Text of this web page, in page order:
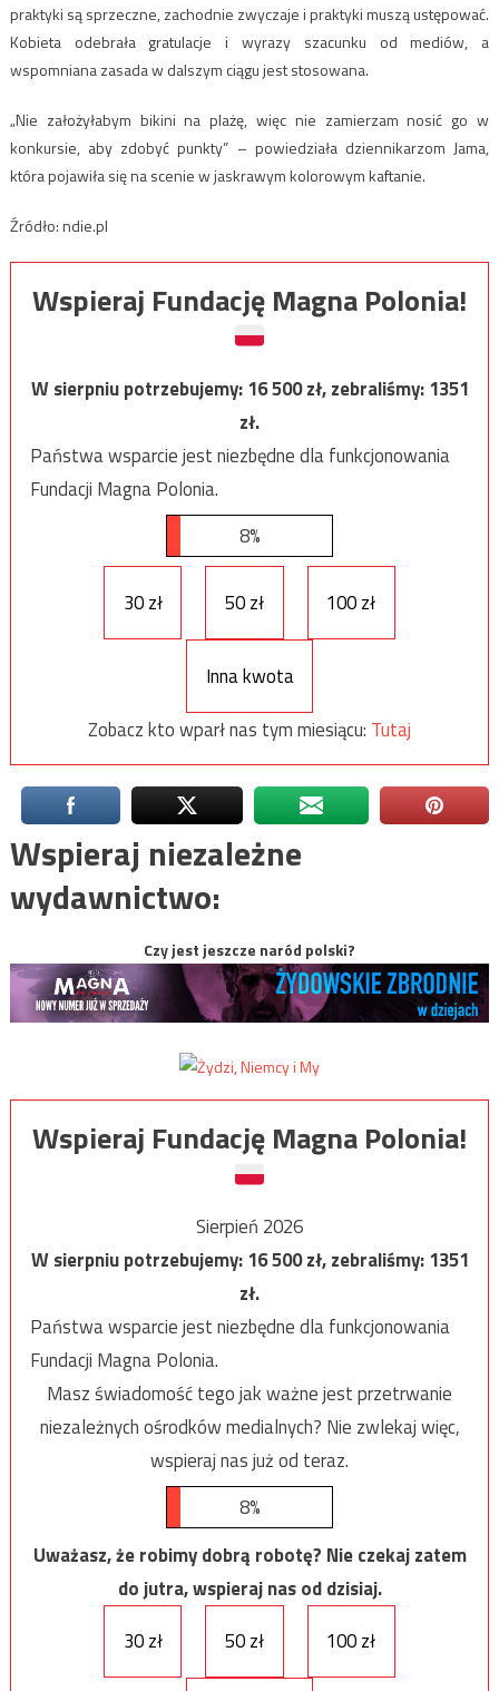
praktyki są sprzeczne, zachodnie zwyczaje i praktyki muszą ustępować.
Kobieta odebrała gratulacje i wyrazy szacunku od mediów, a
wspomniana zasada w dalszym ciągu jest stosowana.
„Nie założyłabym bikini na plażę, więc nie zamierzam nosić go w
konkursie, aby zdobyć punkty” – powiedziała dziennikarzom Jama,
która pojawiła się na scenie w jaskrawym kolorowym kaftanie.
Źródło: ndie.pl
Wspieraj Fundację Magna Polonia!
W sierpniu potrzebujemy:16 500zł, zebraliśmy:1351
zł.
Państwa wsparcie jest niezbędne dla funkcjonowania
Fundacji Magna Polonia.
8%
30 zł 50 zł 100 zł
Inna kwota
Zobacz kto wparł nas tym miesiącu: Tutaj
Wspieraj niezależne
wydawnictwo:
Czy jest jeszcze naród polski?
Wspieraj Fundację Magna Polonia!
Sierpień 2026
W sierpniu potrzebujemy:16 500zł, zebraliśmy:1351
zł.
Państwa wsparcie jest niezbędne dla funkcjonowania
Fundacji Magna Polonia.
Masz świadomość tego jak ważne jest przetrwanie
niezależnych ośrodków medialnych? Nie zwlekaj więc,
wspieraj nas już od teraz.
8%
Uważasz, że robimy dobrą robotę? Nie czekaj zatem
do jutra, wspieraj nas od dzisiaj.
30 zł
50 zł 100 zł